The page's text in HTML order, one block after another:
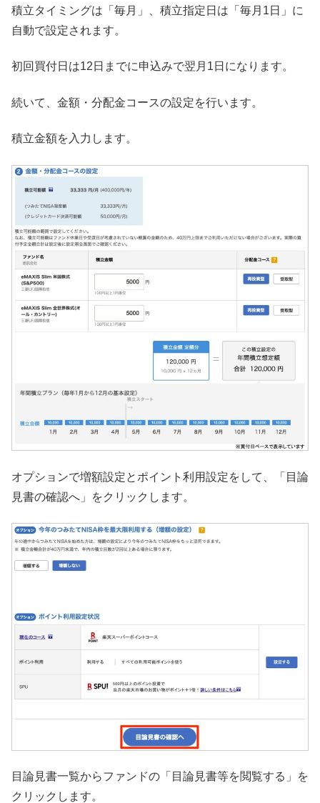
積立タイミングは「毎月」、積立指定日は「毎月1日」に
自動で設定されます。
初回買付日は12日までに申込みで翌月1日になります。
続いて、金額・分配金コースの設定を行います。
積立金額を入力します。
オプションで増額設定とポイント利用設定をして、「目論
見書の確認へ」をクリックします。
目論見書一覧からファンドの「目論見書等を閲覧する」を
クリックします。